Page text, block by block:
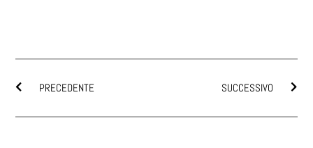
PRECEDENTE SUCCESSIVO